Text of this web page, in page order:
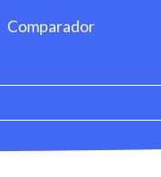
Comparador